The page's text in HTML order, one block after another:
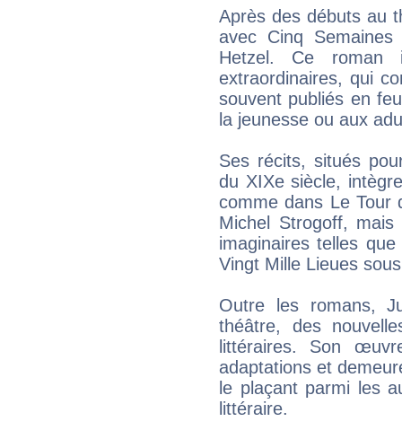
Après des débuts au
avec Cinq
Hetzel. Ce roman
extraordinaires, qui
souvent publiés en
la jeunesse ou aux
Ses récits, situés
du XIXe siècle,
comme dans Le Tour
Michel Strogoff,
imaginaires telles
Vingt Mille Lieues
Outre les romans,
théâtre, des
littéraires. Son
adaptations et
le plaçant parmi les
littéraire.